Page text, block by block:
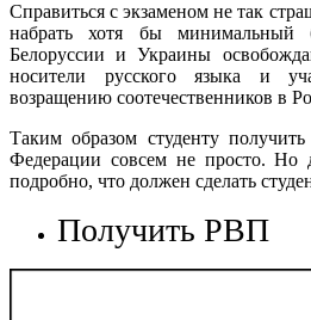
Справиться с экзаменом не так
набрать хотя бы минимальный
Белоруссии и Украины
носители русского языка и
возращению соотечественников в
Таким образом студенту
Федерации совсем не просто. Но
подробно, что должен сделать
Получить РВП